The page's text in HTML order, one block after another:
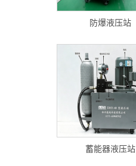
防爆液压站
蓄能器液压站